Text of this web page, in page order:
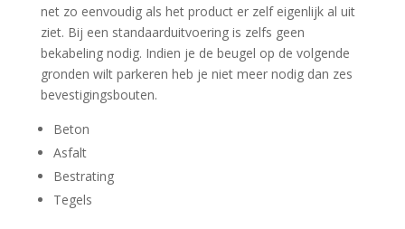
net zo eenvoudig als het product er zelf eigenlijk al uit
ziet. Bij een standaarduitvoering is zelfs geen
bekabeling nodig. Indien je de beugel op de volgende
gronden wilt parkeren heb je niet meer nodig dan zes
bevestigingsbouten.
Beton
Asfalt
Bestrating
Tegels